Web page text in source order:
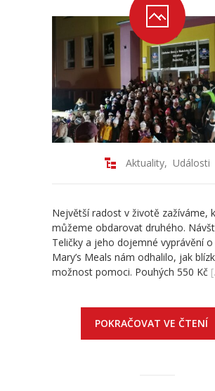
Aktuality, Události
Největší radost v životě zažíváme,
můžeme obdarovat druhého.
Teličky a jeho dojemné vyprávění
Mary’s Meals nám odhalilo, jak
možnost pomoci. Pouhých 550 Kč
POKRAČOVAT VE ČTENÍ